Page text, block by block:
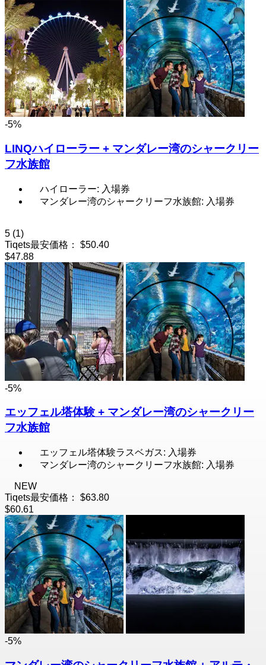
-5%
LINQハイローラー + マンダレー湾のシャークリー
フ水族館
ハイローラー: 入場券
マンダレー湾のシャークリーフ水族館: 入場券
5 (1)
Tiqets最安価格：
$50.40
$47.88
-5%
エッフェル塔体験 + マンダレー湾のシャークリー
フ水族館
エッフェル塔体験ラスベガス: 入場券
マンダレー湾のシャークリーフ水族館: 入場券
NEW
Tiqets最安価格：
$63.80
$60.61
-5%